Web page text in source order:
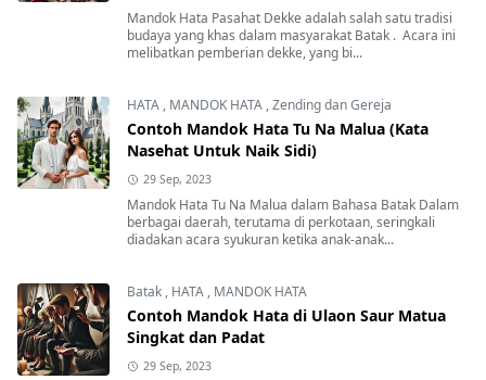
Mandok Hata Pasahat Dekke adalah salah satu tradisi
budaya yang khas dalam masyarakat Batak . Acara ini
melibatkan pemberian dekke, yang bi...
HATA , MANDOK HATA ,Zending dan Gereja
Contoh Mandok Hata Tu Na Malua (Kata
Nasehat Untuk Naik Sidi)
29 Sep, 2023
Mandok Hata Tu Na Malua dalam Bahasa Batak Dalam
berbagai daerah, terutama di perkotaan, seringkali
diadakan acara syukuran ketika anak-anak...
Batak , HATA , MANDOK HATA
Contoh Mandok Hata di Ulaon Saur Matua
Singkat dan Padat
29 Sep, 2023